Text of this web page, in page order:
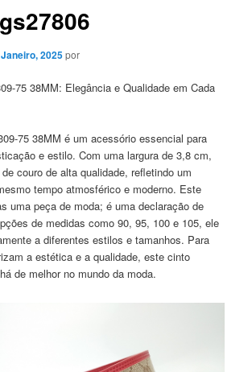
2025por
75 38MM: Elegância e Qualidade em Cada
75 38MM é um acessório essencial para
e estilo. Com uma largura de 3,8 cm,
couro de alta qualidade, refletindo um
tempo atmosférico e moderno. Este
uma peça de moda; é uma declaração de
de medidas como 90, 95, 100 e 105, ele
a diferentes estilos e tamanhos. Para
a estética e a qualidade, este cinto
de melhor no mundo da moda.